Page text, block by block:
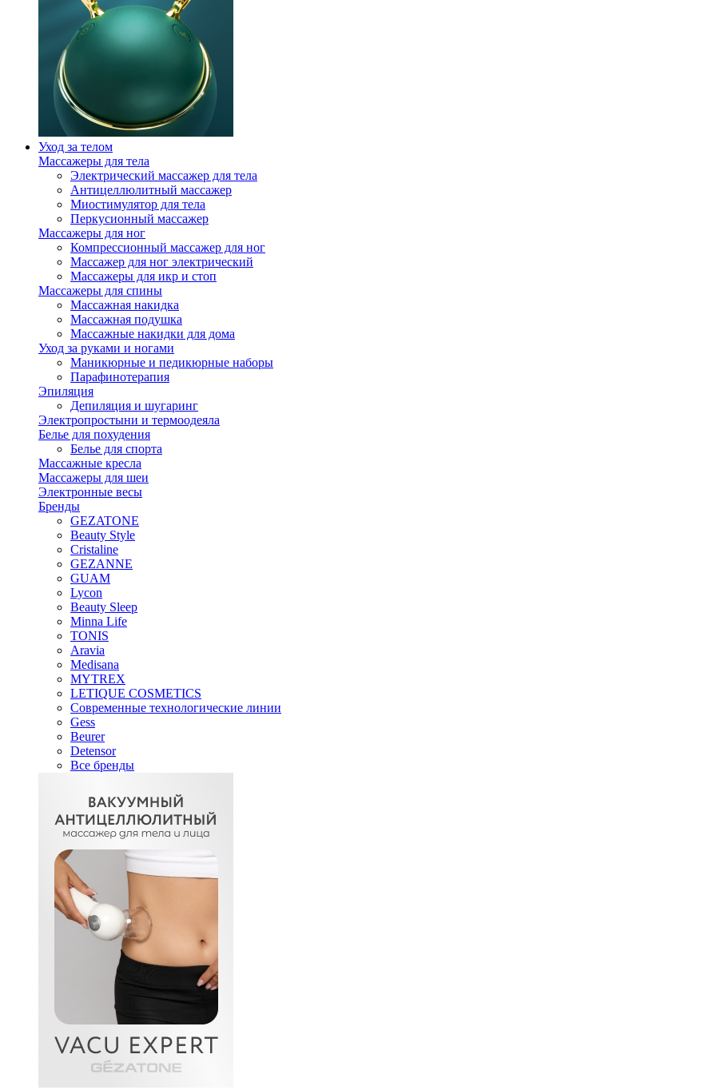
Уход за телом
Массажеры для тела
Электрический массажер для тела
Антицеллюлитный массажер
Миостимулятор для тела
Перкусионный массажер
Массажеры для ног
Компрессионный массажер для ног
Массажер для ног электрический
Массажеры для икр и стоп
Массажеры для спины
Массажная накидка
Массажная подушка
Массажные накидки для дома
Уход за руками и ногами
Маникюрные и педикюрные наборы
Парафинотерапия
Эпиляция
Депиляция и шугаринг
Электропростыни и термоодеяла
Белье для похудения
Белье для спорта
Массажные кресла
Массажеры для шеи
Электронные весы
Бренды
GEZATONE
Beauty Style
Cristaline
GEZANNE
GUAM
Lycon
Beauty Sleep
Minna Life
TONIS
Aravia
Medisana
MYTREX
LETIQUE COSMETICS
Современные технологические линии
Gess
Beurer
Detensor
Все бренды